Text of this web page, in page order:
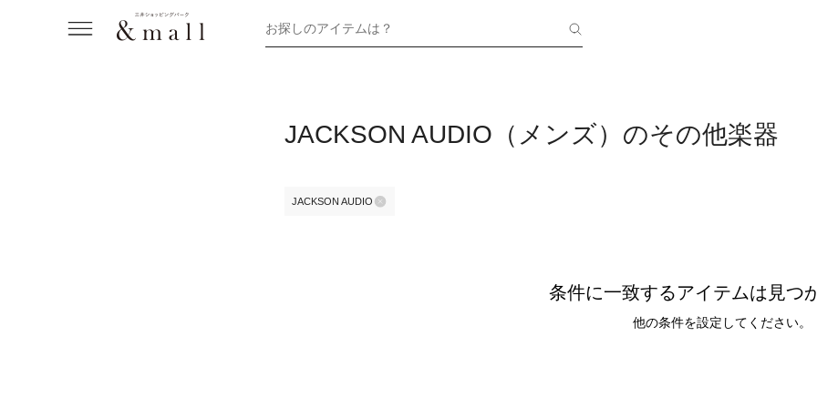
お探しのアイテムは？
JACKSON AUDIO（メンズ）のその他楽器
JACKSON AUDIO
条件に一致するアイテムは見つ
他の条件を設定してください。